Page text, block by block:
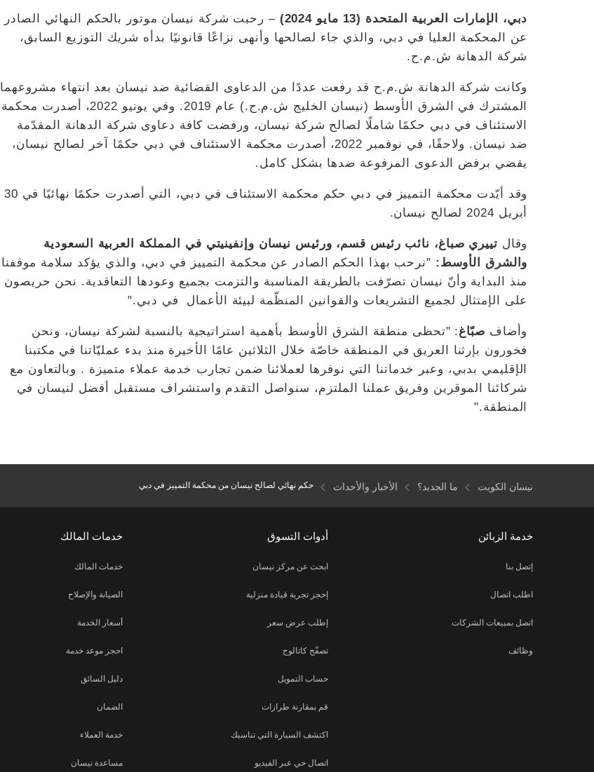
دبي، الإمارات العربية المتحدة (13 مايو 2024)
– رحبت شركة نيسان موتور بالحكم النهائي الصادر
عن المحكمة العليا في دبي، والذي جاء لصالحها وأنهى نزاعًا قانونيًا بدأه شريك التوزيع السابق،
شركة الدهانة ش.م.ح.
وكانت شركة الدهانة ش.م.ح قد رفعت عددًا من الدعاوى القضائية ضد نيسان بعد انتهاء مشروعهما
المشترك في الشرق الأوسط (نيسان الخليج ش.م.ح.) عام 2019. وفي يونيو 2022، أصدرت محكمة
الاستئناف في دبي حكمًا شاملًا لصالح شركة نيسان، ورفضت كافة دعاوى شركة الدهانة المقدّمة
ضد نيسان. ولاحقًا، في نوفمبر 2022، أصدرت محكمة الاستئناف في دبي حكمًا آخر لصالح نيسان،
يقضي برفض الدعوى المرفوعة ضدها بشكل كامل.
وقد أيّدت محكمة التمييز في دبي حكم محكمة الاستئناف في دبي، التي أصدرت حكمًا نهائيًا في 30
أبريل 2024 لصالح نيسان.
وقال تييري صباغ، نائب رئيس قسم، ورئيس نيسان وإنفينيتي في المملكة العربية السعودية
والشرق الأوسط: "نرحب بهذا الحكم الصادر عن محكمة التمييز في دبي، والذي يؤكد سلامة موقفنا
منذ البداية وأنّ نيسان تصرّفت بالطريقة المناسبة والتزمت بجميع وعودها التعاقدية. نحن حريصون
على الإمتثال لجميع التشريعات والقوانين المنظّمة لبيئة الأعمال في دبي."
وأضاف صبّاغ: "تحظى منطقة الشرق الأوسط بأهمية استراتيجية بالنسبة لشركة نيسان، ونحن
فخورون بإرثنا العريق في المنطقة خاصّة خلال الثلاثين عامًا الأخيرة منذ بدء عمليّاتنا في مكتبنا
الإقليمي بدبي، وعبر خدماتنا التي نوفرها لعملائنا ضمن تجارب خدمة عملاء متميزة . وبالتعاون مع
شركائنا الموقرين وفريق عملنا الملتزم، سنواصل التقدم واستشراف مستقبل أفضل لنيسان في
المنطقة."
نيسان الكويت ما الجديد؟ الأخبار والأحداث حكم نهائي لصالح نيسان من محكمة التمييز في دبي
خدمة الزبائن
إتصل بنا
اطلب اتصال
اتصل بمبيعات الشركات
وظائف
أدوات التسوق
ابحث عن مركز نيسان
إحجز تجربة قيادة منزلية
إطلب عرض سعر
تصفّح كاتالوج
حساب التمويل
قم بمقارنة طرازات
اكتشف السيارة التي تناسبك
اتصال حي عبر الفيديو
خدمات المالك
خدمات المالك
الصيانة والإصلاح
أسعار الخدمة
احجز موعد خدمة
دليل السائق
الضمان
خدمة العملاء
مساعدة نيسان